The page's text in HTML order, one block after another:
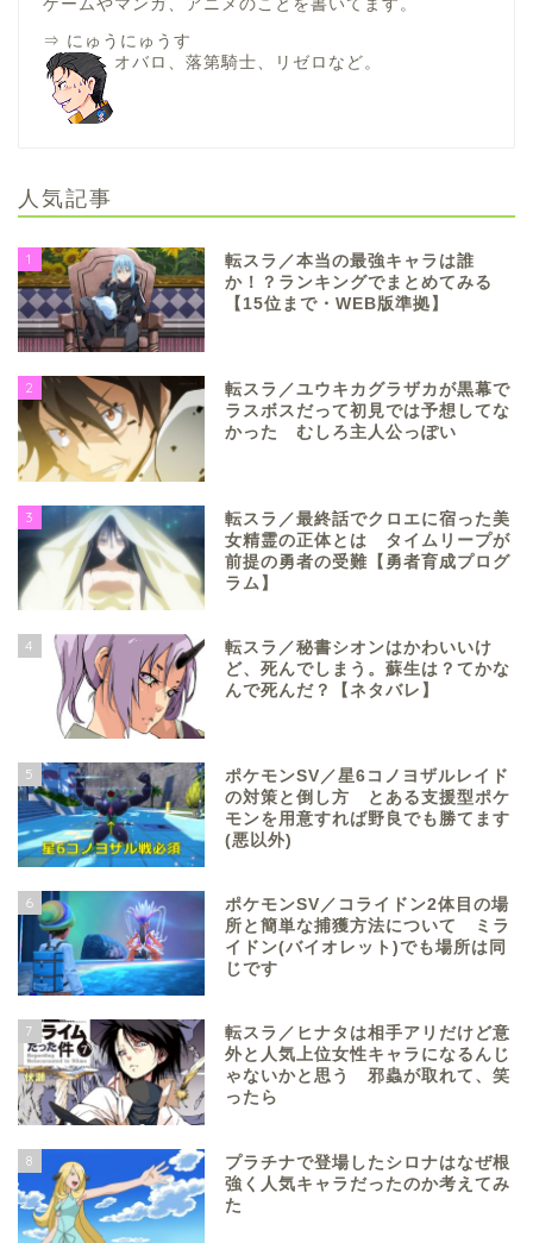
ゲームやマンガ、アニメのことを書いてます。
⇒ にゅうにゅうす
オバロ、落第騎士、リゼロなど。
人気記事
1
転スラ／本当の最強キャラは誰
か！？ランキングでまとめてみる
【15位まで・WEB版準拠】
2
転スラ／ユウキカグラザカが黒幕で
ラスボスだって初見では予想してな
かった むしろ主人公っぽい
3
転スラ／最終話でクロエに宿った美
女精霊の正体とは タイムリープが
前提の勇者の受難【勇者育成プログ
ラム】
4
転スラ／秘書シオンはかわいいけ
ど、死んでしまう。蘇生は？てかな
んで死んだ？【ネタバレ】
5
ポケモンSV／星6コノヨザルレイド
の対策と倒し方 とある支援型ポケ
モンを用意すれば野良でも勝てます
(悪以外)
6
ポケモンSV／コライドン2体目の場
所と簡単な捕獲方法について ミラ
イドン(バイオレット)でも場所は同
じです
7
転スラ／ヒナタは相手アリだけど意
外と人気上位女性キャラになるんじ
ゃないかと思う 邪蟲が取れて、笑
ったら
8
プラチナで登場したシロナはなぜ根
強く人気キャラだったのか考えてみ
た